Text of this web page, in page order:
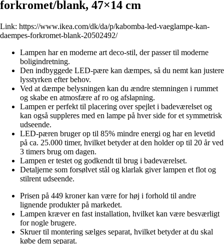
forkromet/blank, 47×14 cm
Link: https://www.ikea.com/dk/da/p/kabomba-led-vaeglampe-kan-
daempes-forkromet-blank-20502492/
Lampen har en moderne art deco-stil, der passer til moderne
boligindretning.
Den indbyggede LED-pære kan dæmpes, så du nemt kan justere
lysstyrken efter behov.
Ved at dæmpe belysningen kan du ændre stemningen i rummet
og skabe en atmosfære af ro og afslapning.
Lampen er perfekt til placering over spejlet i badeværelset og
kan også suppleres med en lampe på hver side for et symmetrisk
udseende.
LED-pæren bruger op til 85% mindre energi og har en levetid
på ca. 25.000 timer, hvilket betyder at den holder op til 20 år ved
3 timers brug om dagen.
Lampen er testet og godkendt til brug i badeværelset.
Detaljerne som forsølvet stål og klarlak giver lampen et flot og
stilrent udseende.
Prisen på 449 kroner kan være for høj i forhold til andre
lignende produkter på markedet.
Lampen kræver en fast installation, hvilket kan være besværligt
for nogle brugere.
Skruer til montering sælges separat, hvilket betyder at du skal
købe dem separat.